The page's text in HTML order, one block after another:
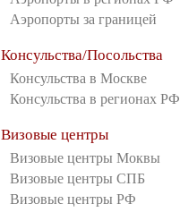
Аэропорты за границей
Консульства/Посольства
Консульства в Москве
Консульства в регионах РФ
Визовые центры
Визовые центры Моквы
Визовые центры СПБ
Визовые центры РФ